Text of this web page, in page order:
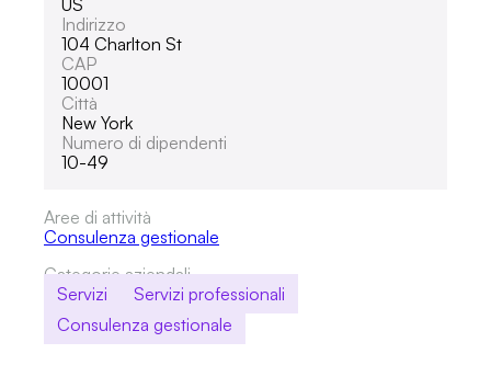
Indirizzo
104 Charlton St
CAP
10001
Città
New York
Numero di dipendenti
10-49
Aree di attività
Consulenza gestionale
Categorie aziendali
Servizi
Servizi professionali
Consulenza gestionale